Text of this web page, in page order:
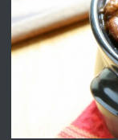
ПРЕДЛАГА